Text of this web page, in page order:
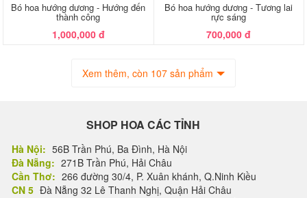
Bó hoa hướng dương - Hướng đến
thành công
1,000,000 đ
Bó hoa hướng dương - Tương lai
rực sáng
700,000 đ
Xem thêm, còn 107 sản phẩm
SHOP HOA CÁC TỈNH
Hà Nội: 56B Trần Phú, Ba Đình, Hà Nội
Đà Nẵng: 271B Trần Phú, Hải Châu
Cần Thơ: 266 đường 30/4, P. Xuân khánh, Q.Ninh Kiều
CN 5 Đà Nẵng 32 Lê Thanh Nghị, Quận Hải Châu